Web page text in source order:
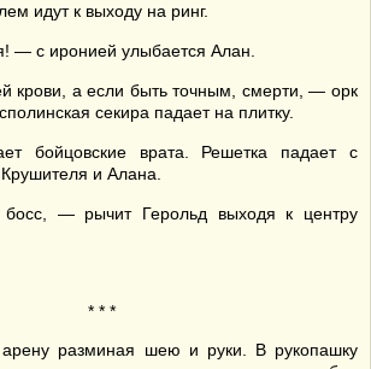
идут к выходу на ринг.
— с иронией улыбается Алан.
крови, а если быть точным, смерти, — орк
секира падает на плитку.
бойцовские врата. Решетка падает с
и Алана.
— рычит Герольд выходя к центру
* * *
разминая шею и руки. В рукопашку